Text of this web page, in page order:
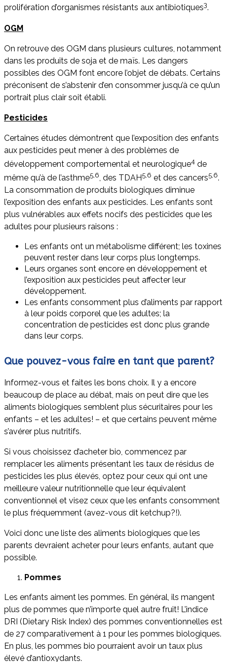
prolifération d’organismes résistants aux antibiotiques3.
OGM
On retrouve des OGM dans plusieurs cultures, notamment
dans les produits de soja et de maïs. Les dangers
possibles des OGM font encore l’objet de débats. Certains
préconisent de s’abstenir d’en consommer jusqu’à ce qu’un
portrait plus clair soit établi.
Pesticides
Certaines études démontrent que l’exposition des enfants
aux pesticides peut mener à des problèmes de
développement comportemental et neurologique4 de
même qu’à de l’asthme5,6, des TDAH5,6 et des cancers5,6.
La consommation de produits biologiques diminue
l’exposition des enfants aux pesticides. Les enfants sont
plus vulnérables aux effets nocifs des pesticides que les
adultes pour plusieurs raisons :
Les enfants ont un métabolisme différent; les toxines
peuvent rester dans leur corps plus longtemps.
Leurs organes sont encore en développement et
l’exposition aux pesticides peut affecter leur
développement.
Les enfants consomment plus d’aliments par rapport
à leur poids corporel que les adultes; la
concentration de pesticides est donc plus grande
dans leur corps.
Que pouvez-vous faire en tant que parent?
Informez-vous et faites les bons choix. Il y a encore
beaucoup de place au débat, mais on peut dire que les
aliments biologiques semblent plus sécuritaires pour les
enfants – et les adultes! – et que certains peuvent même
s’avérer plus nutritifs.
Si vous choisissez d’acheter bio, commencez par
remplacer les aliments présentant les taux de résidus de
pesticides les plus élevés, optez pour ceux qui ont une
meilleure valeur nutritionnelle que leur équivalent
conventionnel et visez ceux que les enfants consomment
le plus fréquemment (avez-vous dit ketchup?!).
Voici donc une liste des aliments biologiques que les
parents devraient acheter pour leurs enfants, autant que
possible.
Pommes
Les enfants aiment les pommes. En général, ils mangent
plus de pommes que n’importe quel autre fruit! L’indice
DRI (Dietary Risk Index) des pommes conventionnelles est
de 27 comparativement à 1 pour les pommes biologiques.
En plus, les pommes bio pourraient avoir un taux plus
élevé d’antioxydants.